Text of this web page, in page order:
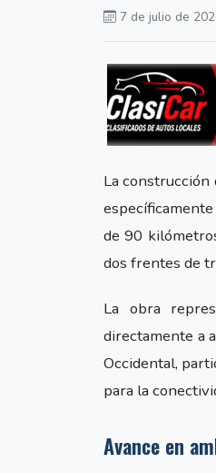
7 de julio de
La
de 90
dos frentes de
La obra
directamente a
Occidental,
para la
Avance en